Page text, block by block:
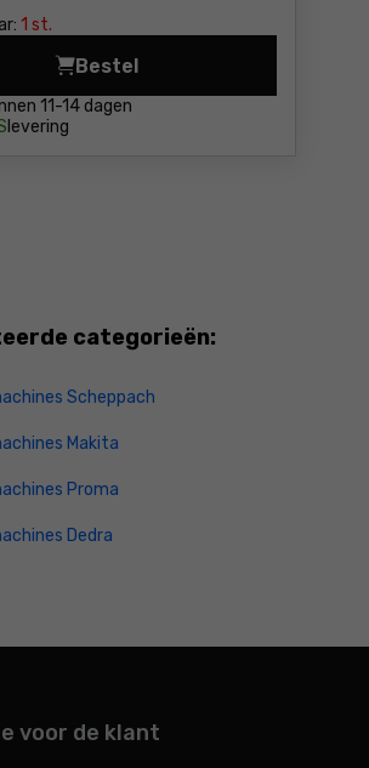
1 st.
11-14 dagen
levering
Bestel
Draaibank Proxxon PD400
categorieën:
Scheppach
Makita
Proma
Dedra
voor de klant